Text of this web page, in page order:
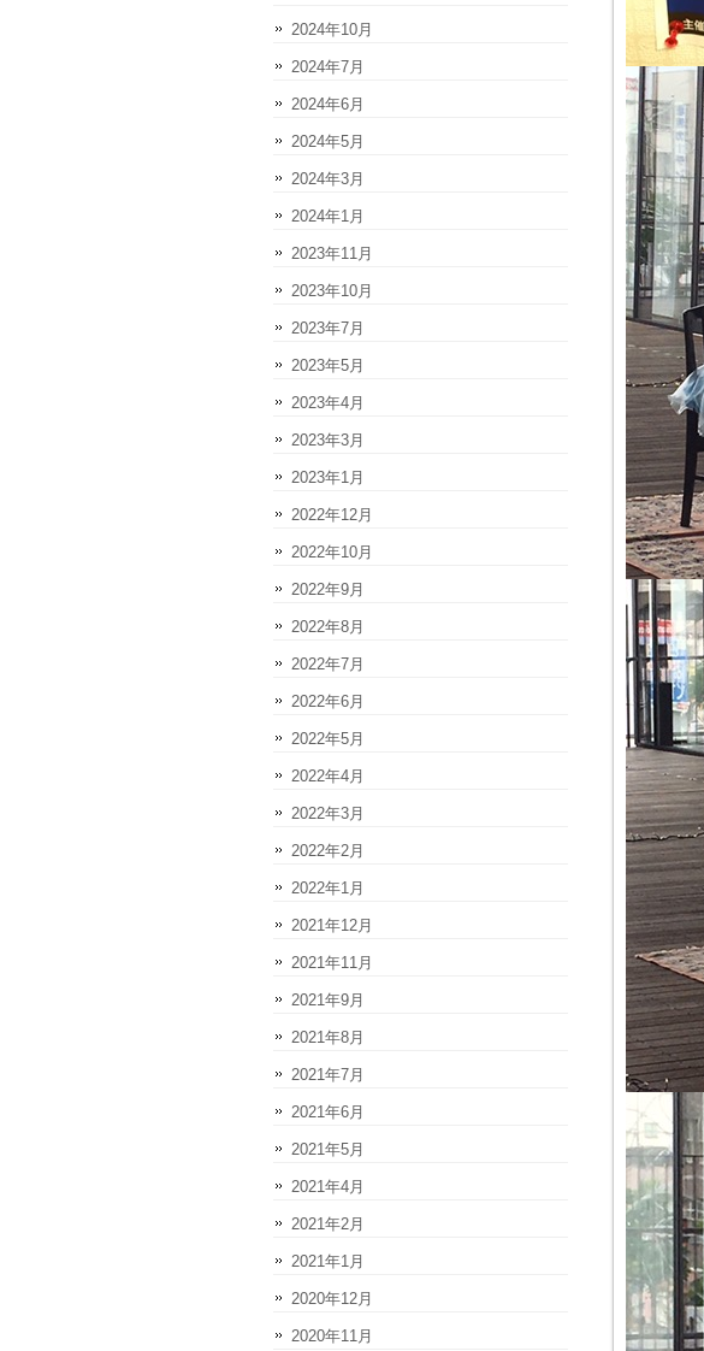
2024年10月
2024年7月
2024年6月
2024年5月
2024年3月
2024年1月
2023年11月
2023年10月
2023年7月
2023年5月
2023年4月
2023年3月
2023年1月
2022年12月
2022年10月
2022年9月
2022年8月
2022年7月
2022年6月
2022年5月
2022年4月
2022年3月
2022年2月
2022年1月
2021年12月
2021年11月
2021年9月
2021年8月
2021年7月
2021年6月
2021年5月
2021年4月
2021年2月
2021年1月
2020年12月
2020年11月